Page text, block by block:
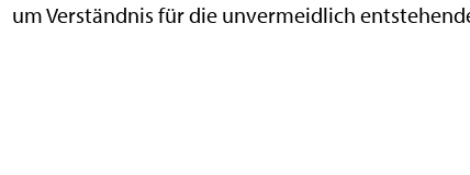
um Verständnis für die unvermeidlich